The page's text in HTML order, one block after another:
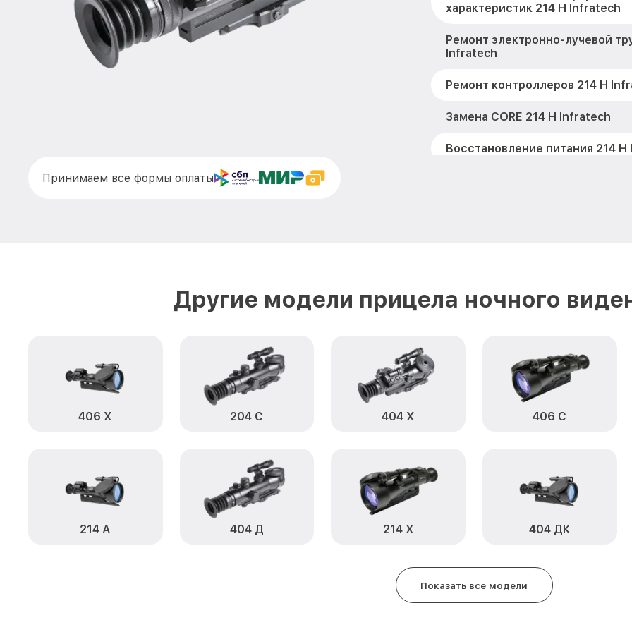
характеристик 214 Н Infratech
Ремонт электронно-лучевой
Infratech
Ремонт контроллеров 214 Н
Замена CORE 214 Н Infratech
Восстановление питания 214
Ремонт встроенного
Ремонт цепи питания 214 Н
Замена USB порта 214 Н Infratech
Замена аккумулятора 214 Н
Замена корпуса 214 Н Infratech
Замена дисплея (экрана) 214 Н
Прошивка (Обновление ПО) 214
Ремонт платы управления
Принимаем все формы оплаты
Другие модели прицела ночного
406 Х 204 С 404 Х 406 С
214 А 404 Д 214 Х 404 ДК
Показать все модели